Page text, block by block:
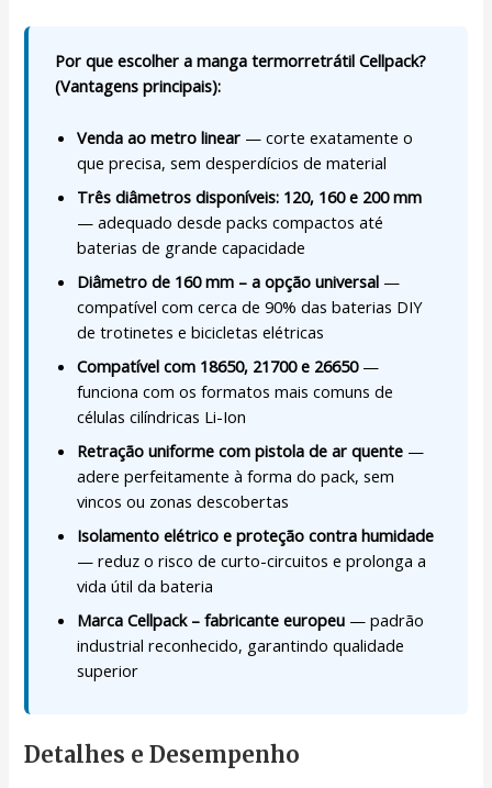
Por que escolher a manga termorretrátil Cellpack?
(Vantagens principais):
Venda ao metro linear — corte exatamente o
que precisa, sem desperdícios de material
Três diâmetros disponíveis: 120, 160 e 200 mm
— adequado desde packs compactos até
baterias de grande capacidade
Diâmetro de 160 mm – a opção universal —
compatível com cerca de 90% das baterias DIY
de trotinetes e bicicletas elétricas
Compatível com 18650, 21700 e 26650—
funciona com os formatos mais comuns de
células cilíndricas Li-Ion
Retração uniforme com pistola de ar quente —
adere perfeitamente à forma do pack, sem
vincos ou zonas descobertas
Isolamento elétrico e proteção contra humidade
— reduz o risco de curto-circuitos e prolonga a
vida útil da bateria
Marca Cellpack – fabricante europeu — padrão
industrial reconhecido, garantindo qualidade
superior
Detalhes e Desempenho